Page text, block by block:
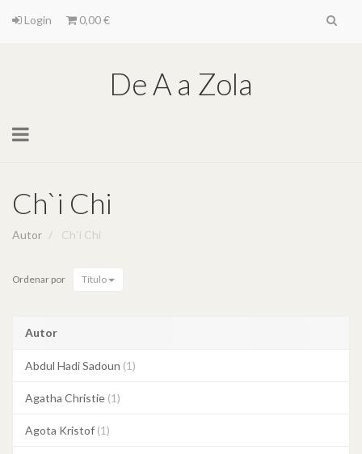
Login 0,00 €
De A a Zola
Toggle
Ch`i Chi
Autor Ch`i Chi
Ordenar por Título
Autor
Abdul Hadi Sadoun (1)
Agatha Christie (1)
Agota Kristof (1)